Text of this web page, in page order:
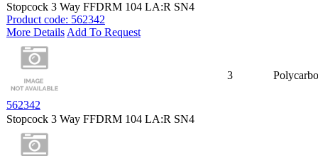
Stopcock 3 Way FFDRM 104 LA:R SN4
Product code: 562342
More Details Add To Request
562342
3
Stopcock 3 Way FFDRM 104 LA:R SN4